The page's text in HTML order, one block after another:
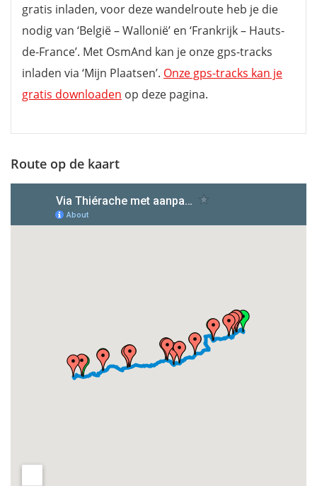
gratis inladen, voor deze wandelroute heb je die
nodig van ‘België – Wallonië’ en ‘Frankrijk – Hauts-
de-France’. Met OsmAnd kan je onze gps-tracks
inladen via ‘Mijn Plaatsen’. Onze gps-tracks kan je
gratis downloaden op deze pagina.
Route op de kaart